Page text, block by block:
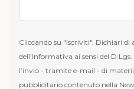
Cliccando su "Iscriviti", Dichiari di
dell’Informativa ai sensi del
l’invio - tramite e-mail - di
pubblicitario contenuto nella